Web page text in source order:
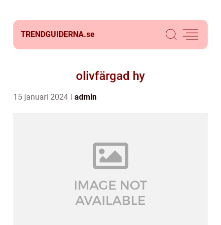
TRENDGUIDERNA.se
olivfärgad hy
15 januari 2024 admin